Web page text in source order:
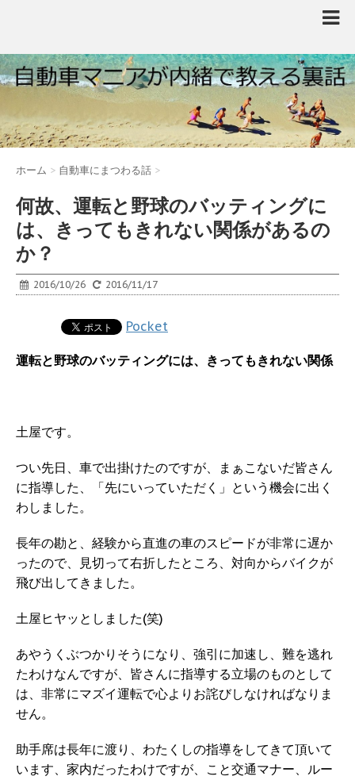
ホーム > 自動車にまつわる話 >
何故、運転と野球のバッティングに
は、きってもきれない関係があるの
か？
2016/10/26 2016/11/17
Pocket
運転と野球のバッティングには、きってもきれない関係
土屋です。
つい先日、車で出掛けたのですが、まぁこないだ皆さん
に指導した、「先にいっていただく」という機会に出く
わしました。
長年の勘と、経験から直進の車のスピードが非常に遅か
ったので、見切って右折したところ、対向からバイクが
飛び出してきました。
土屋ヒヤッとしました(笑)
あやうくぶつかりそうになり、強引に加速し、難を逃れ
たわけなんですが、皆さんに指導する立場のものとして
は、非常にマズイ運転で心よりお詫びしなければなりま
せん。
助手席は長年に渡り、わたくしの指導をしてきて頂いて
います、家内だったわけですが、こと交通マナー、ルー